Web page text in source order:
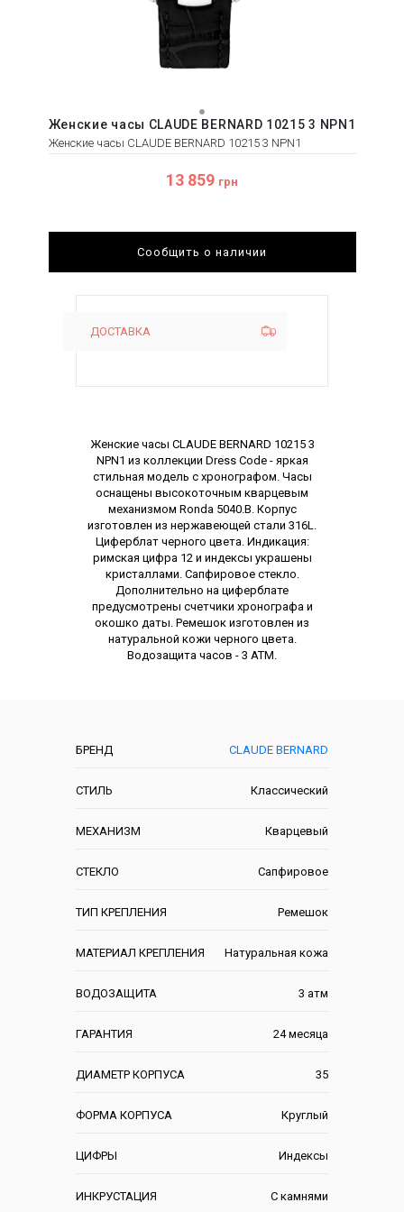
Женские часы CLAUDE BERNARD 10215 3 NPN1
Женские часы CLAUDE BERNARD 10215 3 NPN1
13 859 грн
Сообщить о наличии
ДОСТАВКА
БРЕНД CLAUDE BERNARD
СТИЛЬ Классический
МЕХАНИЗМ Кварцевый
СТЕКЛО Сапфировое
ТИП КРЕПЛЕНИЯ Ремешок
МАТЕРИАЛ КРЕПЛЕНИЯ Натуральная кожа
ВОДОЗАЩИТА 3 атм
ГАРАНТИЯ 24 месяца
ДИАМЕТР КОРПУСА 35
ФОРМА КОРПУСА Круглый
ЦИФРЫ Индексы
ИНКРУСТАЦИЯ С камнями
Описание
Женские часы CLAUDE BERNARD 10215 3
NPN1 из коллекции Dress Code - яркая
стильная модель с хронографом. Часы
оснащены высокоточным кварцевым
механизмом Ronda 5040.B. Корпус
изготовлен из нержавеющей стали 316L.
Циферблат черного цвета. Индикация:
римская цифра 12 и индексы украшены
кристаллами. Сапфировое стекло.
Дополнительно на циферблате
предусмотрены счетчики хронографа и
окошко даты. Ремешок изготовлен из
натуральной кожи черного цвета.
Водозащита часов - 3 АТМ.